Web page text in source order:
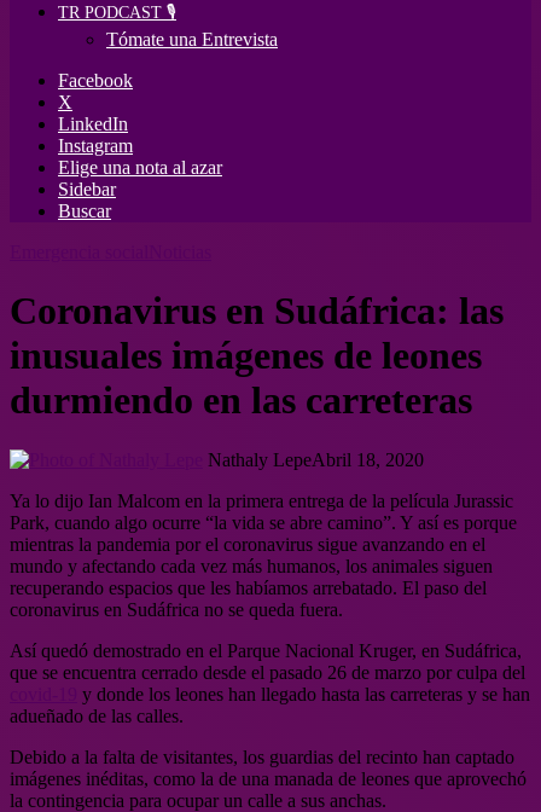
TR PODCAST 🎙️
Tómate una Entrevista
Facebook
X
LinkedIn
Instagram
Elige una nota al azar
Sidebar
Buscar
Coronavirus en Sudáfrica: las
inusuales imágenes de leones
durmiendo en las carreteras
Nathaly LepeAbril 18, 2020
Ya lo dijo Ian Malcom en la primera entrega de la película Jurassic
Park, cuando algo ocurre “la vida se abre camino”. Y así es porque
mientras la pandemia por el coronavirus sigue avanzando en el
mundo y afectando cada vez más humanos, los animales siguen
recuperando espacios que les habíamos arrebatado. El paso del
coronavirus en Sudáfrica no se queda fuera.
Así quedó demostrado en el Parque Nacional Kruger, en Sudáfrica,
que se encuentra cerrado desde el pasado 26 de marzo por culpa del
y donde los leones han llegado hasta las carreteras y se han
adueñado de las calles.
Debido a la falta de visitantes, los guardias del recinto han captado
imágenes inéditas, como la de una manada de leones que aprovechó
la contingencia para ocupar un calle a sus anchas.